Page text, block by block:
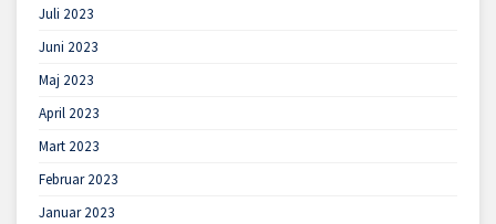
Juli 2023
Juni 2023
Maj 2023
April 2023
Mart 2023
Februar 2023
Januar 2023